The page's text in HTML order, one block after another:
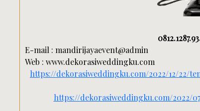
E-mail : mandirijayaevent@admin
Web : www.dekorasiweddingku.com
https://dekorasiweddingku.com/2022/12/22/
https://dekorasiweddingku.com/2022/